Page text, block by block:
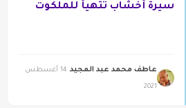
سيرة أخشاب تتهيأ للملكوت
عاطف محمد عبد المجيد 14 أغسطس
2021